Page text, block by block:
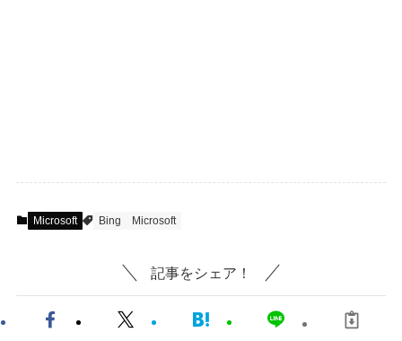
Microsoft Bing Microsoft
記事をシェア！